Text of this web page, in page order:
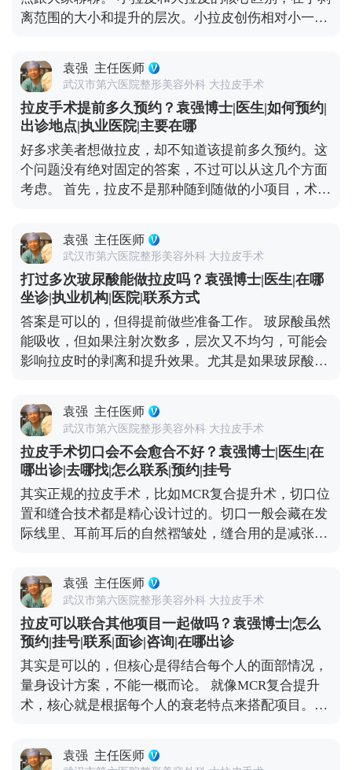
离范围的大小和提升的层次。小拉皮创伤相对小一
人耐受力、术中麻醉效果和术后护理。 不管是小拉皮
还是大拉皮，术中都会用麻醉，手术过程中是完全不
疼的。术后的疼痛感主要集中在恢复初期，但可以通
过药物和物理方式缓解。我都会跟患者交代，术后多
休息、按时吃药、避免剧烈活动，这样疼痛感会明显
减轻。 所以大家不用因为怕疼就纠结选哪种术式，关
键还是要根据自己的衰老程度和预期效果，选适合自
问题，可以去官方媒体平台（公众号、百家号、小红
薯）预约面诊，详细了解。
袁强 主任医师
武汉市第六医院整形美容外科 大拉皮手术
拉皮手术提前多久预约？袁强博士|医生|如何预约|
出诊地点|执业医院|主要在哪
好多求美者想做拉皮，却不知道该提前多久预约。这
个问题没有绝对固定的答案，不过可以从这几个方面
考虑。 首先，拉皮不是那种随到随做的小项目，术前
预约面诊，这样医生才有足够的时间了解你的面部情
况、需求，帮你设计个性化的手术方案。 其次，拉皮
前后需要一段恢复期，要是你有重要的社交活动或者
工作安排，一定要提前规划好时间，避免恢复期和重
要行程冲突。另外，手术前还得做一些必要的体检，
确保身体状况适合手术，这也需要预留时间。 最后，
医生的排期也是个重要因素。靠谱的医生手术排期通
常都比较满，提前预约才能避免等太久。建议大家只
留足准备时间。 想知道更多关于MCR复合提升术的
问题，可以去官方媒体平台（公众号、百家号、小红
薯）预约面诊，详细了解。
袁强 主任医师
武汉市第六医院整形美容外科 大拉皮手术
打过多次玻尿酸能做拉皮吗？袁强博士|医生|在哪
坐诊|执业机构|医院|联系方式
答案是可以的，但得提前做些准备工作。 玻尿酸虽然
能吸收，但如果注射次数多，层次又不均匀，可能会
影响拉皮时的剥离和提升效果。尤其是如果玻尿酸跑
一般建议，拉皮手术前先面诊检查，看看面部玻尿酸
的分布情况。如果有必要，就先把多余的玻尿酸溶解
掉，等面部状态恢复稳定了再做拉皮。这样既能保证
手术安全，也能让提升效果更精准、更持久。 其实拉
皮和填充并不冲突，关键是要找对时间、用对方式，
才能真正达到面部年轻化的效果。 想知道更多关于
MCR复合提升术的问题，可以去官方媒体平台（公众
号、百家号、小红薯）预约面诊，详细了解。
袁强 主任医师
武汉市第六医院整形美容外科 大拉皮手术
拉皮手术切口会不会愈合不好？袁强博士|医生|在
哪出诊|去哪找|怎么联系|预约|挂号
其实正规的拉皮手术，比如MCR复合提升术，切口位
置和缝合技术都是精心设计过的。切口一般会藏在发
际线里、耳前耳后的自然褶皱处，缝合用的是减张缝
出来了。至于大家担心的耳朵变形，只要操作规范，
这种情况很少出现。 当然，愈合效果不只是医生技术
的事，术后护理也很关键。术后两三周内尽量别抽烟
喝酒，辛辣食物、海鲜和牛羊肉这些“发物”也先忌
口，饮食清淡软烂一些。出院后可以散散步，但一个
月内别做跑步、游泳、力量训练这些剧烈运动，避免
影响伤口愈合。 总的来说，只要选对医生、做好护
理，拉皮切口愈合大多都很理想，不用过度焦虑。 想
体平台（公众号、百家号、小红薯）预约面诊，详细
袁强 主任医师
武汉市第六医院整形美容外科 大拉皮手术
拉皮可以联合其他项目一起做吗？袁强博士|怎么
预约|挂号|联系|面诊|咨询|在哪出诊
其实是可以的，但核心是得结合每个人的面部情况，
量身设计方案，不能一概而论。 就像MCR复合提升
术，核心就是根据每个人的衰老特点来搭配项目。拉
很明显，比如上眼皮松、眼角往下掉，或者眼袋突
出，这种时候单做拉皮就不够全面了。 所以要是眼周
袁强 主任医师